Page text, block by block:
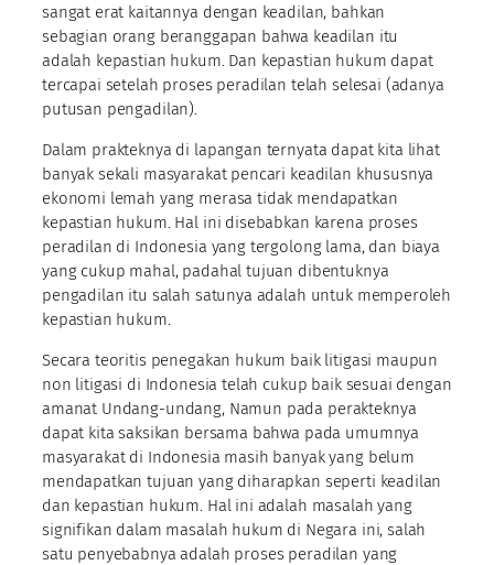
sangat erat kaitannya dengan keadilan, bahkan
sebagian orang beranggapan bahwa keadilan itu
adalah kepastian hukum. Dan kepastian hukum dapat
tercapai setelah proses peradilan telah selesai (adanya
putusan pengadilan).
Dalam prakteknya di lapangan ternyata dapat kita lihat
banyak sekali masyarakat pencari keadilan khususnya
ekonomi lemah yang merasa tidak mendapatkan
kepastian hukum. Hal ini disebabkan karena proses
peradilan di Indonesia yang tergolong lama, dan biaya
yang cukup mahal, padahal tujuan dibentuknya
pengadilan itu salah satunya adalah untuk memperoleh
kepastian hukum.
Secara teoritis penegakan hukum baik litigasi maupun
non litigasi di Indonesia telah cukup baik sesuai dengan
amanat Undang-undang, Namun pada perakteknya
dapat kita saksikan bersama bahwa pada umumnya
masyarakat di Indonesia masih banyak yang belum
mendapatkan tujuan yang diharapkan seperti keadilan
dan kepastian hukum. Hal ini adalah masalah yang
signifikan dalam masalah hukum di Negara ini, salah
satu penyebabnya adalah proses peradilan yang